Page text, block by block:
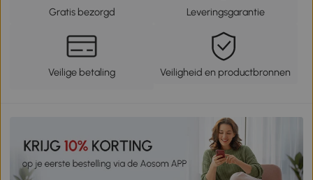
Gratis bezorgd Leveringsgarantie
Veilige betaling Veiligheid en productbronnen